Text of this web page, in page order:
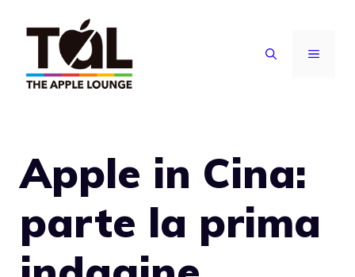
contenuto
MENU
Apple in Cina:
parte la prima